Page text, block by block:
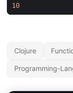
10
Clojure
Programming-